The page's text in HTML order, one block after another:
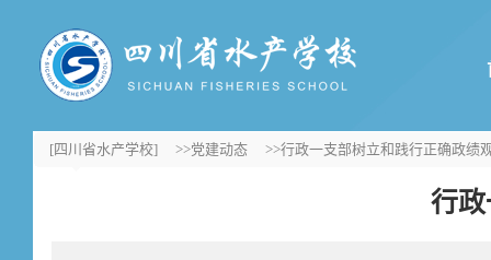
[四川省水产学校] >>党建动态 >>行政一支部树立和践行正确政绩
行